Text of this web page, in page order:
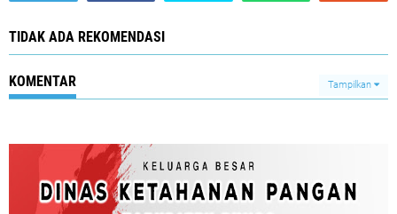
TIDAK ADA REKOMENDASI
KOMENTAR Tampilkan